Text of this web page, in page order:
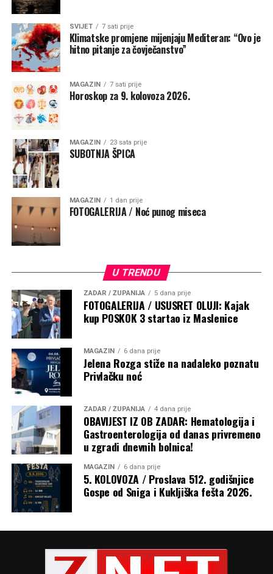
Potaknuo je pomorce i putnike da podignu pogled
prema Majci kada tuda prolaze, prekriže se i barem
kratko zamole da ih čuva na putu života
podsjeća da životno putovanje ne započinjemo sami i da
nijedan povratak nije samo plod naše vještine, nego i
Božje providnosti. Neka taj kip bude svjetionik vjere i
nade, znak da nad nama bdije Majka koja nas upućuje
prema sigurnoj luci – Kristu Spasitelju“, poručio je
nadbiskup.
Razmatrajući navješteno Evanđelje u kojem je na riječi
žene: „Blažena utroba koja te nosila i prsi koje si sisao!“,
Isus odgovorio: „Još blaženiji oni koji slušaju riječ Božju i
čuvaju je!“, nadbiskup je rekao da to otkriva pravu
veličinu Marije. „Marija nije blažena samo jer je rodila
povjerovala joj, prihvatila je i ostala joj vjerna tijekom
cijelog života. Prije nego što je rodila Isusa po tijelu,
začela ga je poslušnošću Božjoj riječi.
SVIJET 7 sati prije
Klimatske promjene mijenjaju Mediteran: “Ovo je
hitno pitanje za čovječanstvo”
MAGAZIN 7 sati prije
Horoskop za 9. kolovoza 2026.
MAGAZIN 23 sata prije
SUBOTNJA ŠPICA
MAGAZIN 1 dan prije
FOTOGALERIJA / Noć punog miseca
U TRENDU
ZADAR / ŽUPANIJA 5 dana prije
FOTOGALERIJA / USUSRET OLUJI: Kajak
kup POSKOK 3 startao iz Maslenice
MAGAZIN 6 dana prije
Jelena Rozga stiže na nadaleko poznatu
Privlačku noć
ZADAR / ŽUPANIJA 4 dana prije
OBAVIJEST IZ OB ZADAR: Hematologija i
Gastroenterologija od danas privremeno
u zgradi dnevnih bolnica!
MAGAZIN 6 dana prije
5. KOLOVOZA / Proslava 512. godišnjice
Gospe od Sniga i Kukljiška fešta 2026.